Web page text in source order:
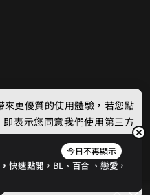
今日不再顯示
快速點開，BL、 百合 、戀愛，
更優質的使用體驗，若您點
表示您同意我們使用第三方
權政策。